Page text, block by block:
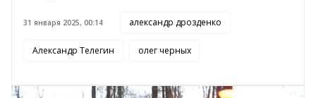
31 января 2025, 00:14 александр дрозденко
Александр Телегин олег черных